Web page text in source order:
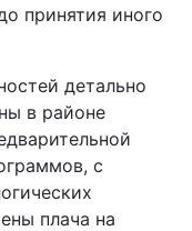
принятия иного
детально
в районе
с
плача на